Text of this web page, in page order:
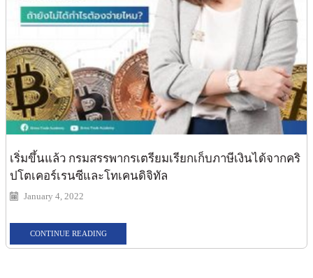
เริ่มขึ้นแล้ว กรมสรรพากรเตรียมเรียกเก็บภาษีเงินได้จากคริ
ปโตเคอร์เรนซีและโทเคนดิจิทัล
January 4, 2022
CONTINUE READING